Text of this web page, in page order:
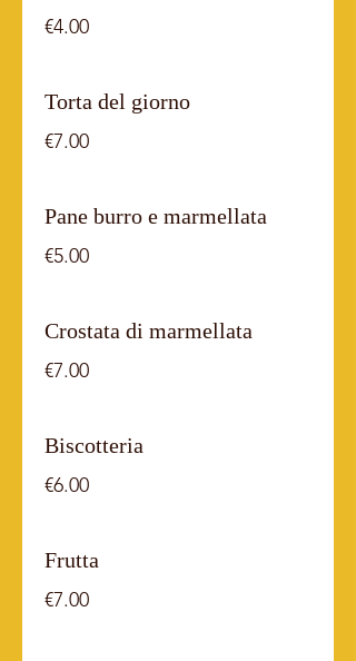
€4.00
Torta del giorno
€7.00
Pane burro e marmellata
€5.00
Crostata di marmellata
€7.00
Biscotteria
€6.00
Frutta
€7.00